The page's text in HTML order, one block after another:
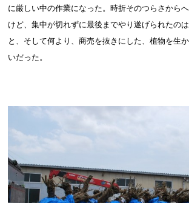
に厳しい中の作業になった。時折そのつらさから
けど、集中が切れずに最後までやり遂げられたの
と、そして何より、商売を抜きにした、植物を生
いだった。